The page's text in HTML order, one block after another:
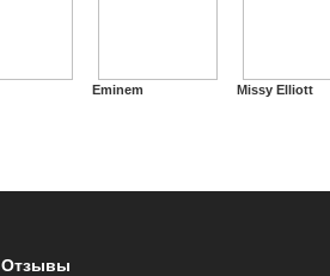
Eminem Missy Elliott
Отзывы